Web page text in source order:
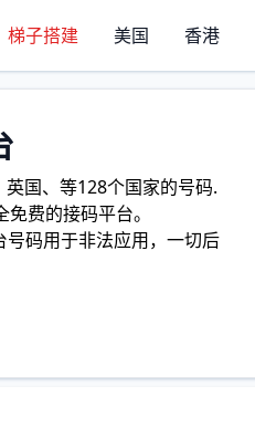
梯子搭建 美国 香港
国、等128个国家的号码.
费的接码平台。
码用于非法应用，一切后